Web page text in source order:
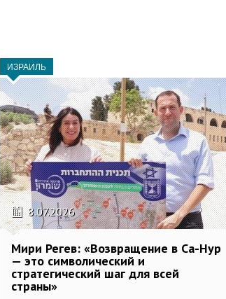
ИЗРАИЛЬ
8.07.2026
Мири Регев: «Возвращение в Са-Нур
— это символический и
стратегический шаг для всей
страны»